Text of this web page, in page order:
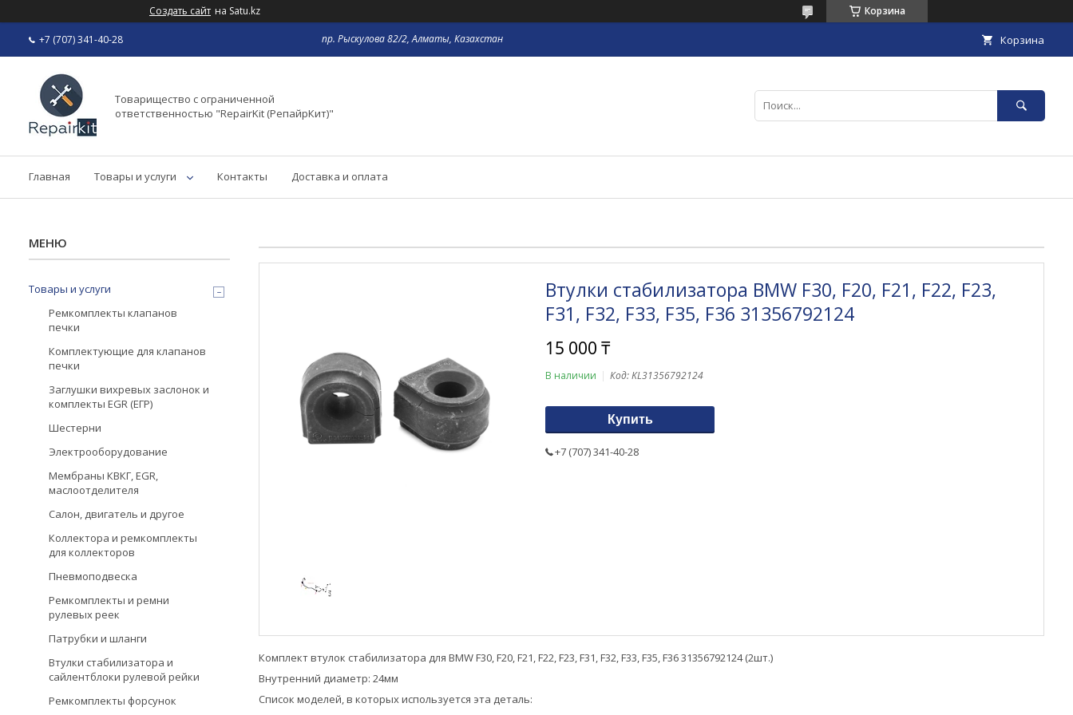
Создать сайт на Satu.kz Корзина
+7 (707) 341-40-28 пр. Рыскулова 82/2, Алматы, Казахстан Корзина
Товарищество с ограниченной
ответственностью "RepairKit (РепайрКит)"
Главная Товары и услуги Контакты Доставка и оплата
Втулки стабилизатора BMW F30, F20, F21, F22, F23,
F31, F32, F33, F35, F36 31356792124
15 000 ₸
В наличии Код:KL31356792124
Купить
+7 (707) 341-40-28
Комплект втулок стабилизатора для BMW F30, F20, F21, F22, F23, F31, F32, F33, F35, F36 31356792124 (2шт.)
Внутренний диаметр: 24мм
Список моделей, в которых используется эта деталь:
Товары и услуги
Ремкомплекты клапанов
печки
Комплектующие для клапанов
печки
Заглушки вихревых заслонок и
комплекты EGR (ЕГР)
Шестерни
Электрооборудование
Мембраны КВКГ, EGR,
маслоотделителя
Салон, двигатель и другое
Коллектора и ремкомплекты
для коллекторов
Пневмоподвеска
Ремкомплекты и ремни
рулевых реек
Патрубки и шланги
Втулки стабилизатора и
сайлентблоки рулевой рейки
Ремкомплекты форсунок